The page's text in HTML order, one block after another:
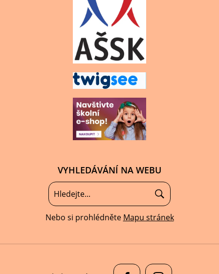
VYHLEDÁVÁNÍ NA WEBU
Nebo si prohlédněte Mapu stránek